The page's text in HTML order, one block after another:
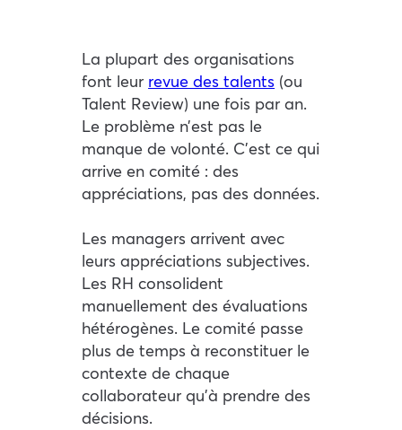
La plupart des organisations
font leur revue des talents (ou
Talent Review) une fois par an.
Le problème n’est pas le
manque de volonté. C’est ce qui
arrive en comité : des
appréciations, pas des données.
Les managers arrivent avec
leurs appréciations subjectives.
Les RH consolident
manuellement des évaluations
hétérogènes. Le comité passe
plus de temps à reconstituer le
contexte de chaque
collaborateur qu’à prendre des
décisions.